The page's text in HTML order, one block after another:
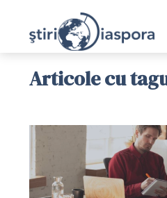
Articole cu